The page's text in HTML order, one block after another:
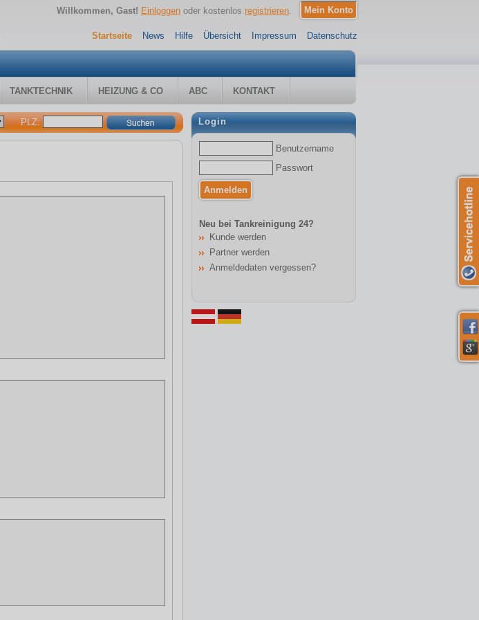
Willkommen, Gast! Einloggen oder kostenlos registrieren
Startseite News Hilfe Übersicht Impressum Datenschutz
TANKTECHNIK HEIZUNG & CO ABC KONTAKT
PLZ: Login
Benutzername
Passwort
Neu bei Tankreinigung 24?
Kunde werden
Partner werden
Anmeldedaten vergessen?